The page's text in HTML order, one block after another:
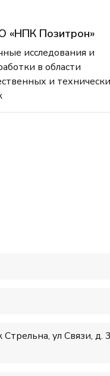
«НПК Позитрон»
исследования и
в области
и
ул Связи, д.